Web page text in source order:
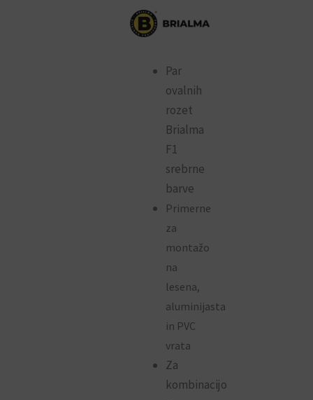
Par
ovalnih
rozet
Brialma
F1
srebrne
barve
Primerne
za
montažo
na
lesena,
aluminijasta
in PVC
vrata
Za
kombinacijo